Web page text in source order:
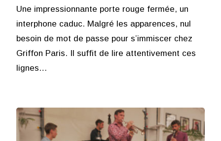
Une impressionnante porte rouge fermée, un
interphone caduc. Malgré les apparences, nul
besoin de mot de passe pour s’immiscer chez
Griffon Paris. Il suffit de lire attentivement ces
lignes…